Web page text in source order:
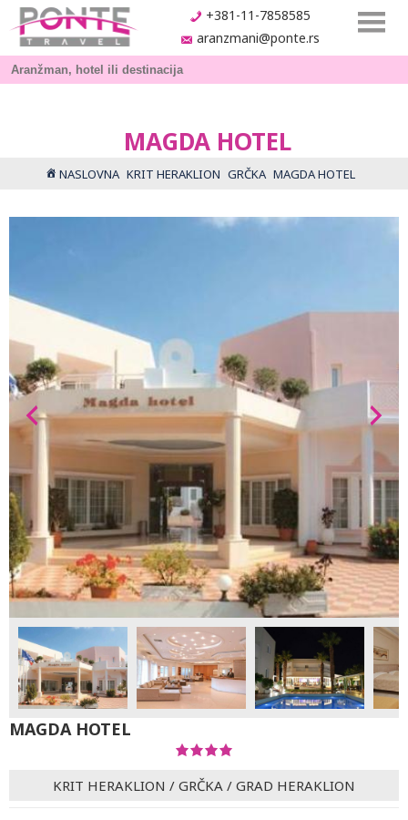
+381-11-7858585
aranzmani@ponte.rs
MAGDA HOTEL
NASLOVNA KRIT HERAKLION GRČKA MAGDA HOTEL
MAGDA HOTEL
KRIT HERAKLION / GRČKA / GRAD HERAKLION